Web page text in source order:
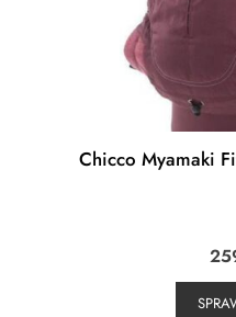
Chicco Myamaki